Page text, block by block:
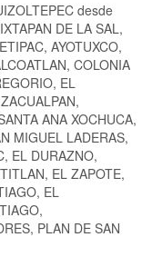
desde
DE LA SAL,
AYOTUXCO,
COLONIA
EL
ANA XOCHUCA,
MIGUEL LADERAS,
EL DURAZNO,
EL ZAPOTE,
EL
PLAN DE SAN